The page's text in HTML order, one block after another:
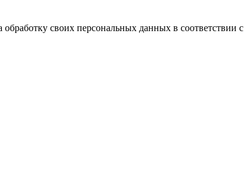
своих персональных данных в соответствии с